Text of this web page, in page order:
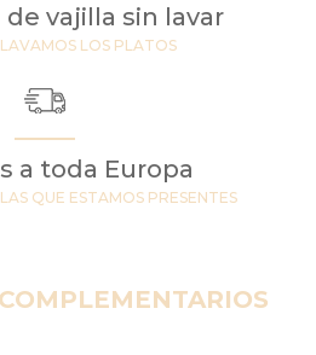
vajilla sin lavar
LOS PLATOS
a toda Europa
QUE ESTAMOS PRESENTES